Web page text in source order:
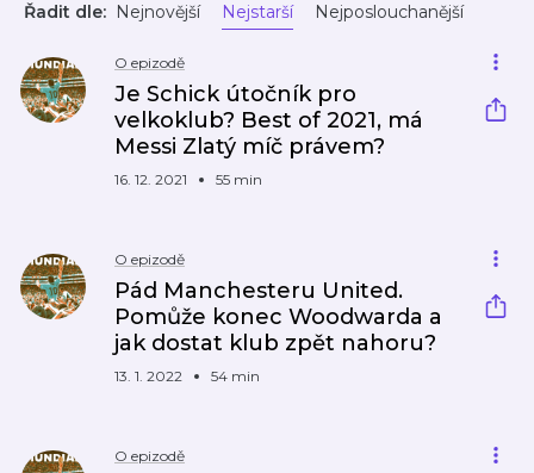
Řadit dle: Nejnovější Nejstarší Nejposlouchanější
O epizodě
Je Schick útočník pro
velkoklub? Best of 2021, má
Messi Zlatý míč právem?
16. 12. 2021 55 min
O epizodě
Pád Manchesteru United.
Pomůže konec Woodwarda a
jak dostat klub zpět nahoru?
13. 1. 2022 54 min
O epizodě